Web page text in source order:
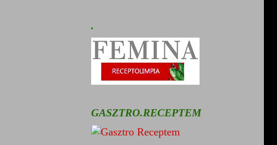
.
GASZTRO.RECEPTEM